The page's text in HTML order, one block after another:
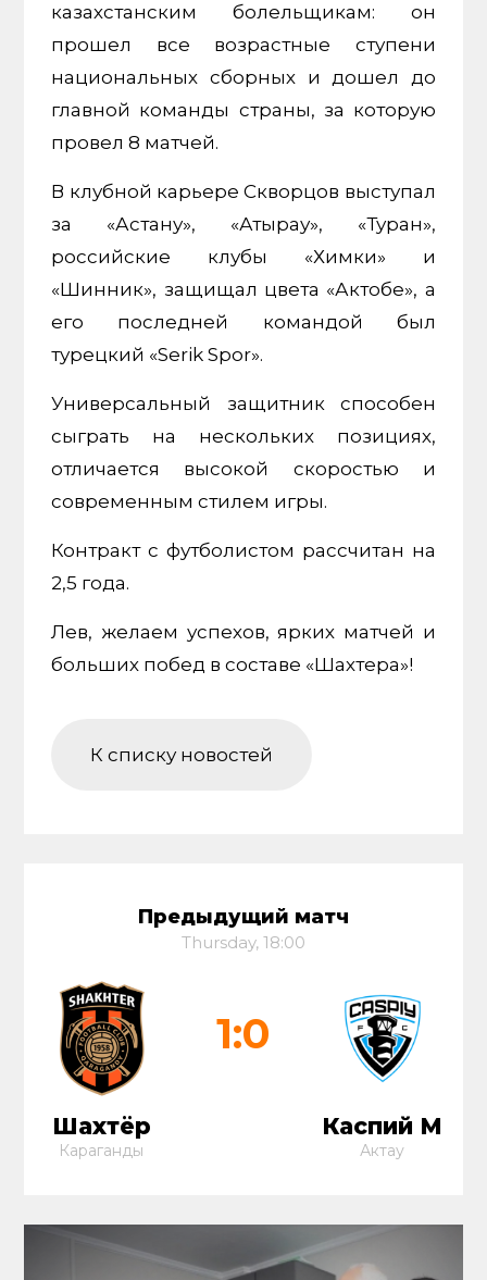
казахстанским болельщикам: он
прошел все возрастные ступени
национальных сборных и дошел до
главной команды страны, за которую
провел 8 матчей.
В клубной карьере Скворцов выступал
за «Астану», «Атырау», «Туран»,
российские клубы «Химки» и
«Шинник», защищал цвета «Актобе», а
его последней командой был
турецкий «Serik Spor».
Универсальный защитник способен
сыграть на нескольких позициях,
отличается высокой скоростью и
современным стилем игры.
Контракт с футболистом рассчитан на
2,5 года.
Лев, желаем успехов, ярких матчей и
больших побед в составе «Шахтера»!
К списку новостей
Предыдущий матч
Thursday, 18:00
Шахтёр
Караганды
1:0
Каспий М
Актау